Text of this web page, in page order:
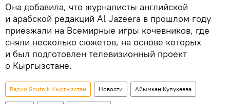
Она добавила, что журналисты английской
и арабской редакций Al Jazeera в прошлом году
приезжали на Всемирные игры кочевников, где
сняли несколько сюжетов, на основе которых
и был подготовлен телевизионный проект
о Кыргызстане.
Радио Sputnik Кыргызстан Новости Айымкан Кулукеева